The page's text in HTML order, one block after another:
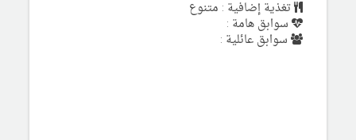
تغذية إضافية : متنوع
سوابق هامة :
سوابق عائلية :